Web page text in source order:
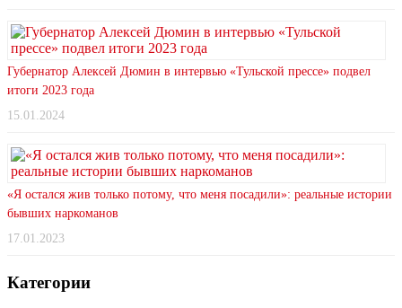
Губернатор Алексей Дюмин в интервью «Тульской прессе» подвел
итоги 2023 года
15.01.2024
«Я остался жив только потому, что меня посадили»: реальные истории
бывших наркоманов
17.01.2023
Категории